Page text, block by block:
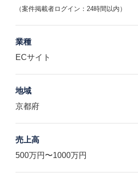
（案件掲載者ログイン：24時間以内）
業種
ECサイト
地域
京都府
売上高
500万円〜1000万円